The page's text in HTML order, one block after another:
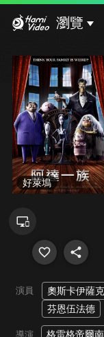
瀏覽
好萊塢
演員 奧斯卡伊薩克
芬恩伍法德
導演 格雷格帝爾南